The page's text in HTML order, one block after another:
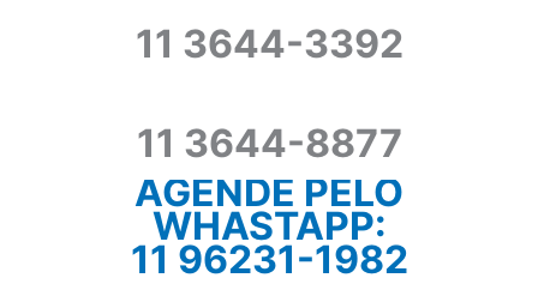
11 3644-3392
11 3644-8877
AGENDE PELO
WHASTAPP:
11 96231-1982